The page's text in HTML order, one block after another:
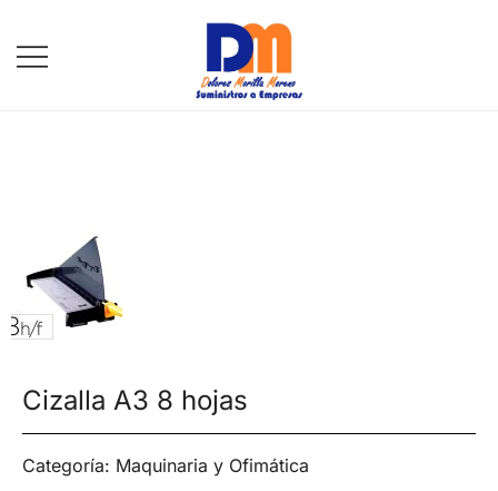
Cizalla A3 8 hojas
Categoría: Maquinaria y Ofimática